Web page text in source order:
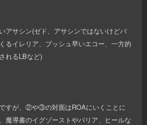
アサシン(ゼド、アサシンではないけどバ
るイレリア、プッシュ早いエコー、一方的
れるLBなど)
すが、②や③の対面はROAにいくことに
魔導書のイグゾーストやバリア、ヒールな